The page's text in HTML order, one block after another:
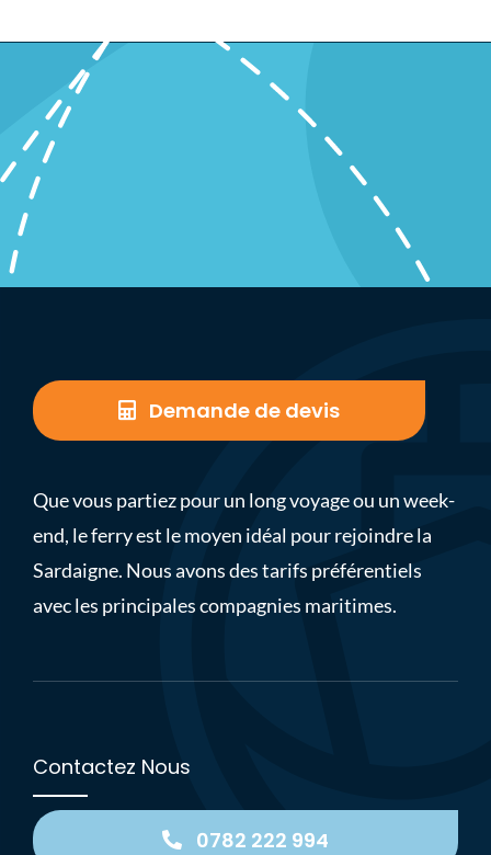
Demande de devis
Que vous partiez pour un long voyage ou un week-
end, le ferry est le moyen idéal pour rejoindre la
Sardaigne. Nous avons des tarifs préférentiels
avec les principales compagnies maritimes.
Contactez Nous
0782 222 994